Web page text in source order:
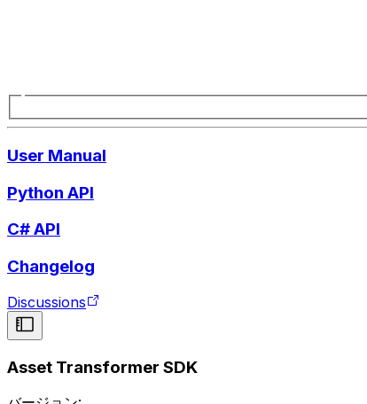
User Manual
Python API
C# API
Changelog
Discussions
Asset Transformer SDK